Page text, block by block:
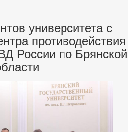
университета с
противодействия
России по Брянской